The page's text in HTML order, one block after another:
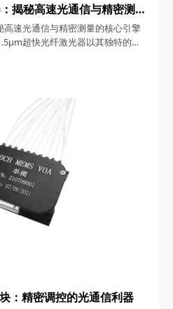
揭秘高速光通信与精密测
速光通信与精密测量的核心引擎
超快光纤激光器以其独特的波
越的光束质量，成为连接光通信、
等多个领域的璀璨明星。本文将
学奇迹的非凡魅力。 一、1.5μm超
：精密调控的光通信利器